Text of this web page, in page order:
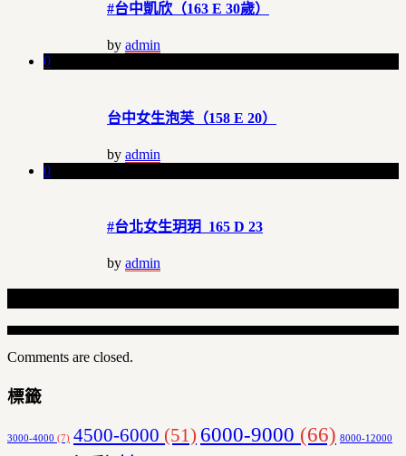
#台中凱欣（163 E 30歲）
by admin
0
台中女生泡芙（158 E 20）
by admin
0
#台北女生玥玥 165 D 23
by admin
Comments are closed.
標籤
3000-4000 (7) 4500-6000 (51) 6000-9000 (66) 8000-12000